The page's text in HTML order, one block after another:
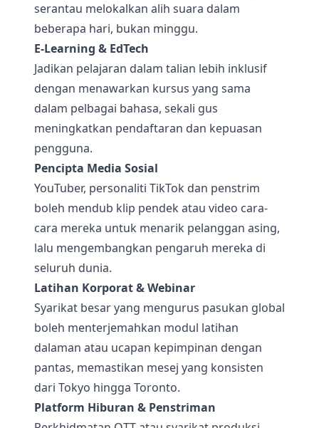
serantau melokalkan alih suara dalam
beberapa hari, bukan minggu.
E-Learning & EdTech
Jadikan pelajaran dalam talian lebih inklusif
dengan menawarkan kursus yang sama
dalam pelbagai bahasa, sekali gus
meningkatkan pendaftaran dan kepuasan
pengguna.
Pencipta Media Sosial
YouTuber, personaliti TikTok dan penstrim
boleh mendub klip pendek atau video cara-
cara mereka untuk menarik pelanggan asing,
lalu mengembangkan pengaruh mereka di
seluruh dunia.
Latihan Korporat & Webinar
Syarikat besar yang mengurus pasukan global
boleh menterjemahkan modul latihan
dalaman atau ucapan kepimpinan dengan
pantas, memastikan mesej yang konsisten
dari Tokyo hingga Toronto.
Platform Hiburan & Penstriman